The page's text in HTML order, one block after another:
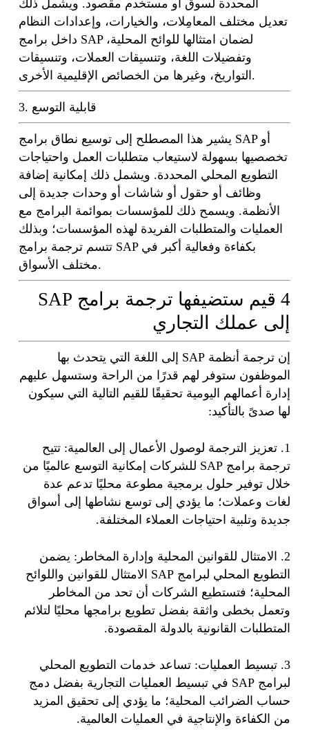
المحددة لسوق أو مستخدم مقصود. ويشمل ذلك
تعديل مختلف المعامِلات، والخيارات، وإعدادات النظام
داخل برامج SAP لضمان امتثالها للوائح المحلية،
وتفضيلات اللغة، وتنسيقات العملات، وتنسيقات
التواريخ، وغيرها من الخصائص الإقليمية الأخرى.
3. قابلية التوسع
يشير هذا المصطلح إلى توسيع نطاق برامج SAP أو
تخصصيها بسهولة لاستيعاب متطلبات العمل واحتياجات
التطويع المحلي المحددة. ويشمل ذلك إمكانية إضافة
وظائف أو حقول أو شاشات أو وحدات جديدة إلى
الأنظمة. ويسمح ذلك للمؤسسات بموائمة البرامج مع
العمليات والمتطلبات الفريدة لهذه المؤسسات؛ وبذلك
تتسم ترجمة برامج SAP بكفاءة وفعالية أكبر في
مختلف الأسواق.
4 قيم ستضيفها ترجمة برامج SAP
إلى عملك التجاري
إن ترجمة أنظمة SAP إلى اللغة التي يتحدث بها
الموظفون ستوفر لهم قدرًا من الراحة وستسهل عليهم
إدارة أعمالهم اليومية تحقيقًا للقيم التالية التي سيكون
لها صدىً بالتأكيد:
1. تعزيز الترجمة لوصول الأعمال إلى العالمية: تتيح
ترجمة برامج SAP للشركات إمكانية التوسع عالميًا من
خلال توفير حلول برمجية مطوعة محليًا تدعم عدة
لغات وعملات؛ ما يؤدي إلى توسع نشاطها إلى أسواق
جديدة وتلبية احتياجات العملاء المختلفة.
2. الامتثال للقوانين المحلية وإدارة المخاطر: يضمن
التطويع المحلي لبرامج SAP الامتثال للقوانين واللوائح
المحلية؛ فتستطيع الشركات أن تحد من المخاطر
وتعمل بخطى واثقة بفضل تطويع برامجها محليًا لتلائم
المتطلبات القانونية بالدولة المقصودة.
3. تبسيط العمليات: تساعد خدمات التطويع المحلي
لبرامج SAP في تبسيط العمليات التجارية بفضل دمج
حساب الضرائب المحلية؛ ما يؤدي إلى تحقيق المزيد
من الكفاءة والإنتاجية في العمليات العالمية.